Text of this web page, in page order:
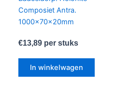
Composiet Antra.
1000x70x20mm
€13,89per stuks
In winkelwagen